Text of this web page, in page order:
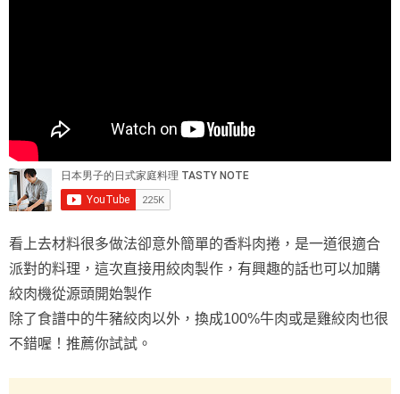
看上去材料很多做法卻意外簡單的香料肉捲，是一道很適合
派對的料理，這次直接用絞肉製作，有興趣的話也可以加購
絞肉機從源頭開始製作
除了食譜中的牛豬絞肉以外，換成100%牛肉或是雞絞肉也很
不錯喔！推薦你試試。